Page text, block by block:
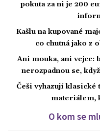
pokuta za ni je 200
Kašlu na kupované
co chutná jako z
Ani mouka, ani vejce:
nerozpadnou se,
Češi vyhazují klasické
materiálem,
O kom se